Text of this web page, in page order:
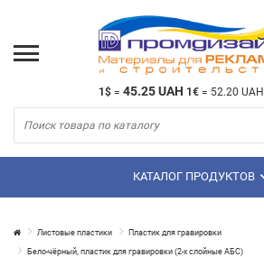
1$ = 45.25 UAH 1€ = 52.20 UAH
КАТАЛОГ ПРОДУКТОВ
Листовые пластики Пластик для гравировки
Бело-чёрный, пластик для гравировки (2-х слойные АБС)